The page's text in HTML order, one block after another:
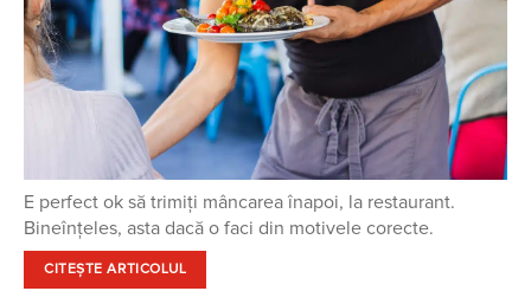
E perfect ok să trimiți mâncarea înapoi, la restaurant.
Bineînțeles, asta dacă o faci din motivele corecte.
CITEȘTE ARTICOLUL